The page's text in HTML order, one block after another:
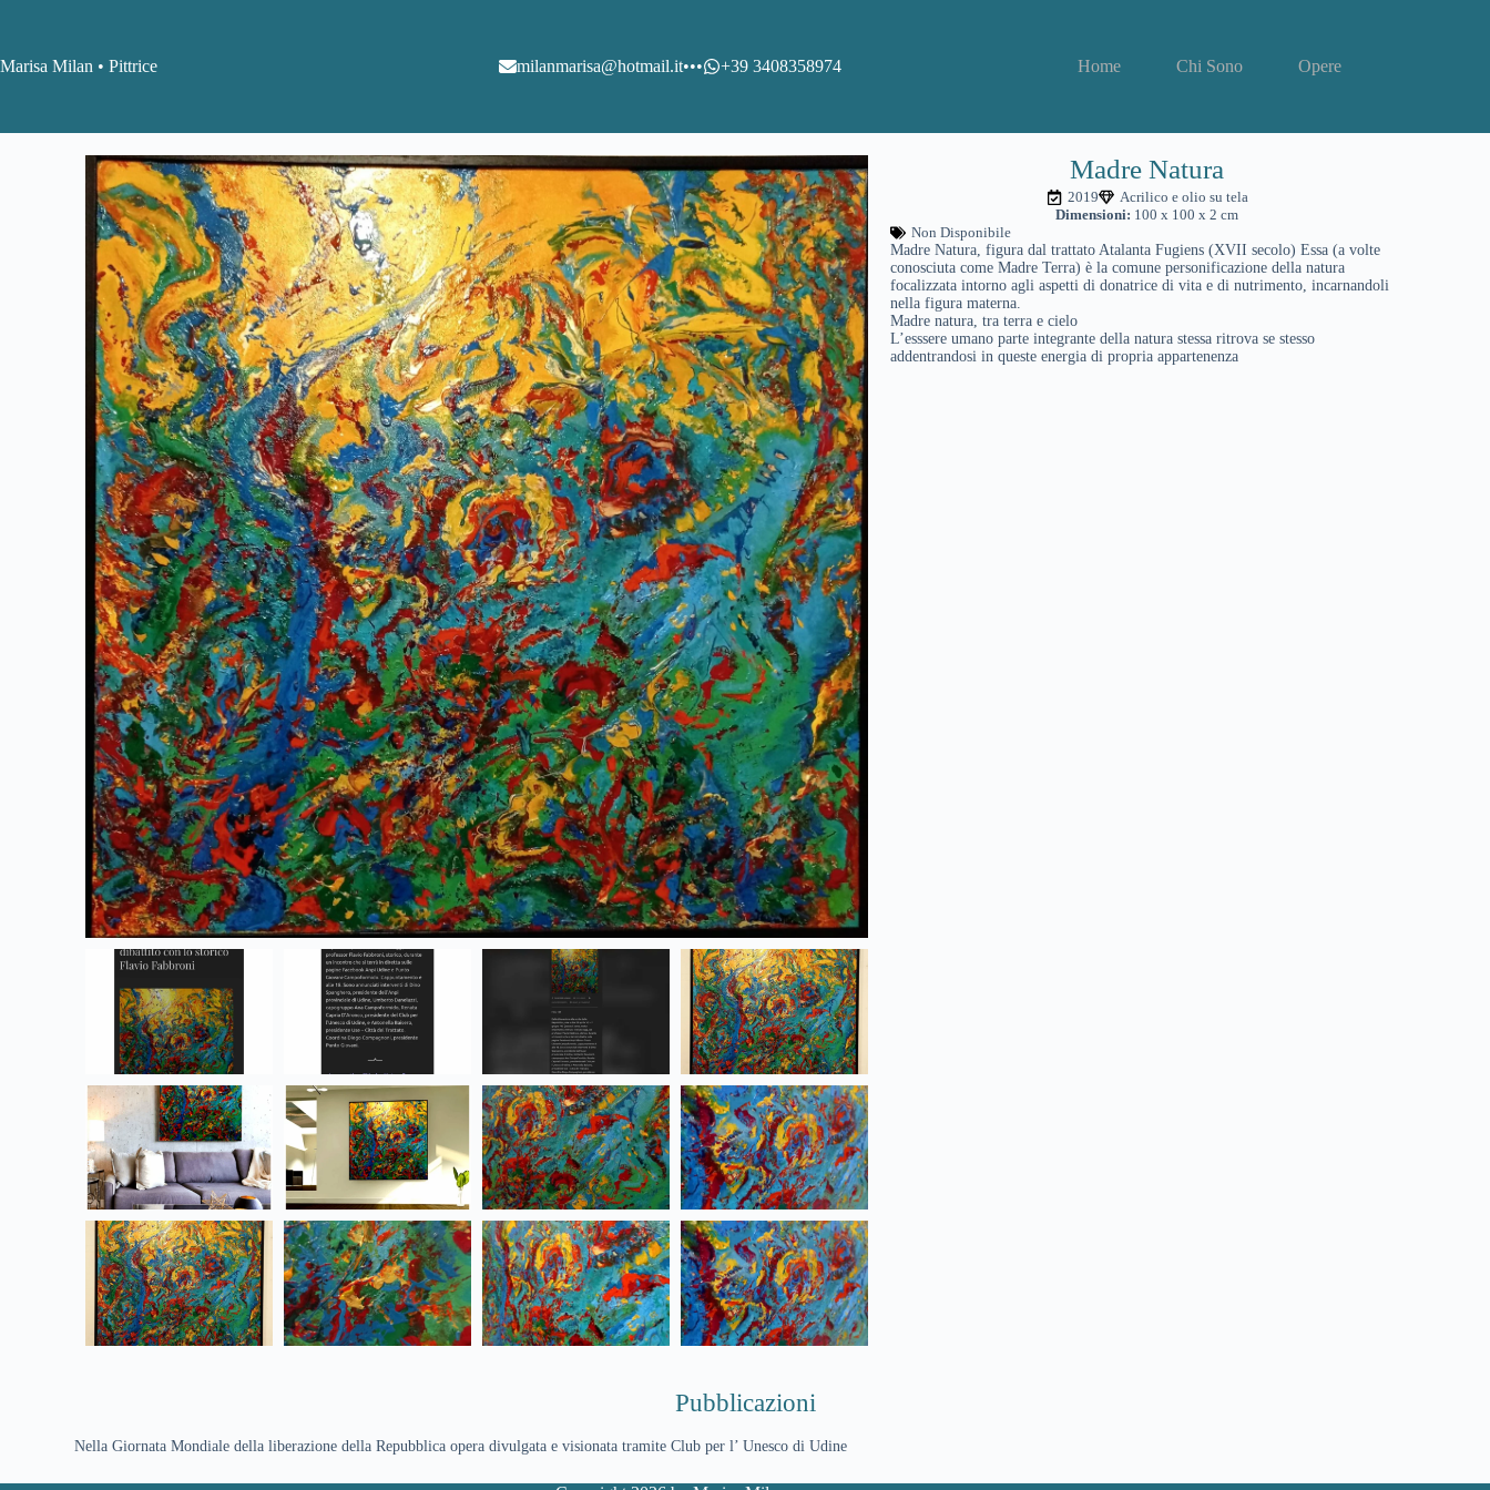
Marisa Milan • Pittrice milanmarisa@hotmail.it••• +39 3408358974 Home Chi Sono Opere
Madre Natura
2019
Acrilico e olio su tela
Dimensioni: 100 x 100 x 2 cm
Non Disponibile
Madre Natura, figura dal trattato Atalanta Fugiens (XVII secolo) Essa (a volte
conosciuta come Madre Terra) è la comune personificazione della natura
focalizzata intorno agli aspetti di donatrice di vita e di nutrimento, incarnandoli
nella figura materna.
Madre natura, tra terra e cielo
L’esssere umano parte integrante della natura stessa ritrova se stesso
addentrandosi in queste energia di propria appartenenza
Pubblicazioni
Nella Giornata Mondiale della liberazione della Repubblica opera divulgata e visionata tramite Club per l’ Unesco di Udine